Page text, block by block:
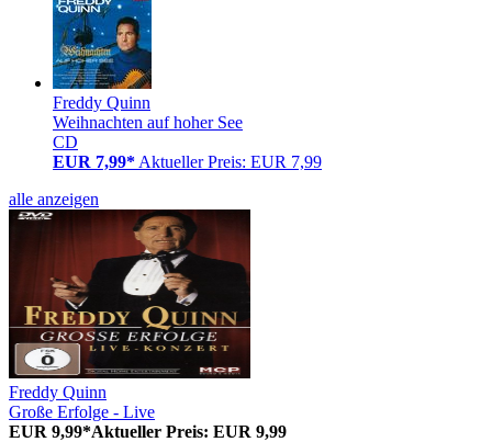
Freddy Quinn
Weihnachten auf hoher See
CD
EUR 7,99* Aktueller Preis: EUR 7,99
alle anzeigen
Freddy Quinn
Große Erfolge - Live
EUR 9,99*Aktueller Preis: EUR 9,99